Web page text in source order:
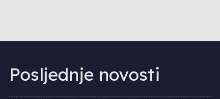
Posljednje novosti